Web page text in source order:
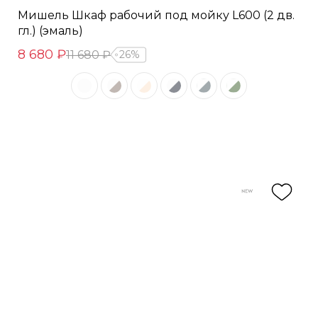
Мишель Шкаф рабочий под мойку L600 (2 дв.
гл.) (эмаль)
8 680 ₽11 680 ₽ 26%